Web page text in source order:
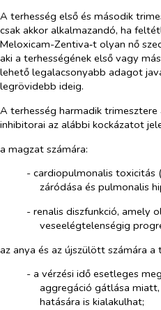
A terhesség első és második
csak akkor alkalmazandó, ha
Meloxicam-Zentiva‑t olyan nő
aki a terhességének első vagy
lehető legalacsonyabb adagot
legrövidebb ideig.
A terhesség harmadik
inhibitorai az alábbi kockázatot
a magzat számára:
-​ cardiopulmonalis toxicitás
záródása és pulmonalis
-​ renalis diszfunkció, amely
veseelégtelenségig
az anya és az újszülött számára a
-​ a vérzési idő esetleges
aggregáció gátlása
hatására is kialakulhat;